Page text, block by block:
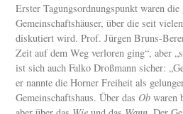
Erster Tagungsordnungspunkt waren die
Gemeinschaftshäuser, über die seit
diskutiert wird. Prof. Jürgen Bruns-
Zeit auf dem Weg verloren ging“, aber
ist sich auch Falko Droßmann sicher:
er nannte die Horner Freiheit als
Gemeinschaftshaus. Über das Ob waren